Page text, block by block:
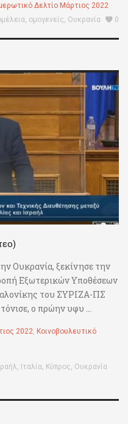
Δελτίο Μάρτιος 2022
, ομογενείς, Ουκρανία 0
Ουκρανία, ξεκίνησε την
Εξωτερικών Υποθέσεων
του ΣΥΡΙΖΑ-ΠΣ
ο πρώην υφυ ...
2022, Κοινοβουλευτικό
, Ιταλία, Κύπρος, Ουκρανία